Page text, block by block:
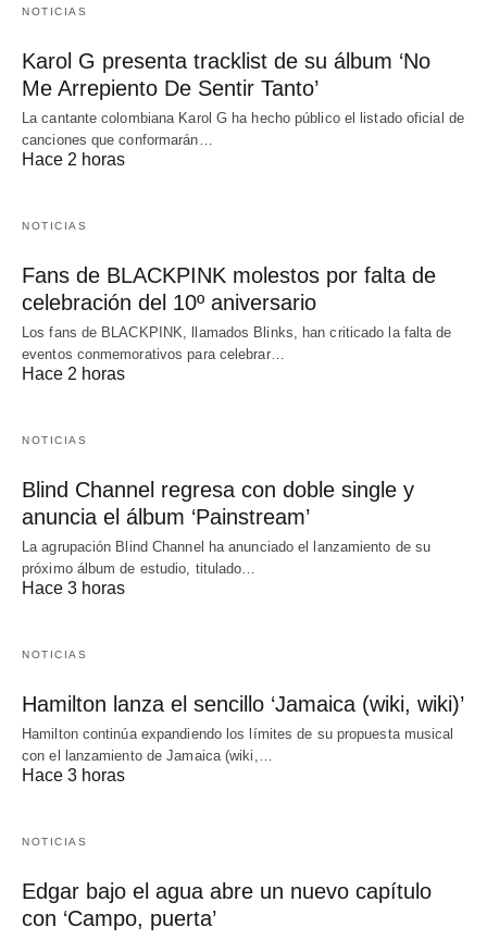
NOTICIAS
Karol G presenta tracklist de su álbum ‘No
Me Arrepiento De Sentir Tanto’
La cantante colombiana Karol G ha hecho público el listado oficial de
canciones que conformarán…
Hace 2 horas
NOTICIAS
Fans de BLACKPINK molestos por falta de
celebración del 10º aniversario
Los fans de BLACKPINK, llamados Blinks, han criticado la falta de
eventos conmemorativos para celebrar…
Hace 2 horas
NOTICIAS
Blind Channel regresa con doble single y
anuncia el álbum ‘Painstream’
La agrupación Blind Channel ha anunciado el lanzamiento de su
próximo álbum de estudio, titulado…
Hace 3 horas
NOTICIAS
Hamilton lanza el sencillo ‘Jamaica (wiki, wiki)’
Hamilton continúa expandiendo los límites de su propuesta musical
con el lanzamiento de Jamaica (wiki,…
Hace 3 horas
NOTICIAS
Edgar bajo el agua abre un nuevo capítulo
con ‘Campo, puerta’